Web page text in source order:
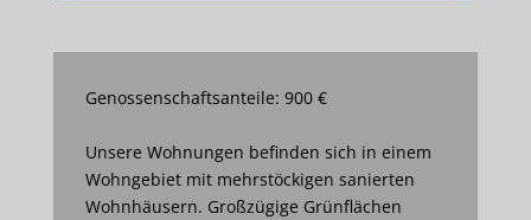
Genossenschaftsanteile: 900 €
Unsere Wohnungen befinden sich in einem
Wohngebiet mit mehrstöckigen sanierten
Wohnhäusern. Großzügige Grünflächen